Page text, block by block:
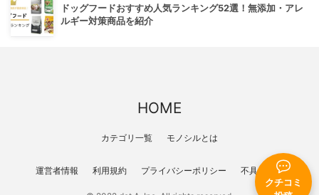
クチコミ
ドッグフードおすすめ人気ランキング52選！無添加・アレ
ルギー対策商品を紹介
HOME
カテゴリ一覧 モノシルとは
運営者情報 利用規約 プライバシーポリシー 不具合報告